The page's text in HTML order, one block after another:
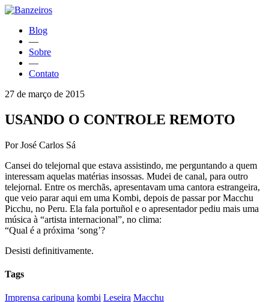
Blog
—
Sobre
—
Contato
27 de março de 2015
USANDO O CONTROLE REMOTO
Por José Carlos Sá
Cansei do telejornal que estava assistindo, me perguntando a quem
interessam aquelas matérias insossas. Mudei de canal, para outro
telejornal. Entre os merchãs, apresentavam uma cantora estrangeira,
que veio parar aqui em uma Kombi, depois de passar por Macchu
Picchu, no Peru. Ela fala portuñol e o apresentador pediu mais uma
música à “artista internacional”, no clima:
“Qual é a próxima ‘song’?
Desisti definitivamente.
Tags
Imprensa caripuna kombi Leseira Macchu